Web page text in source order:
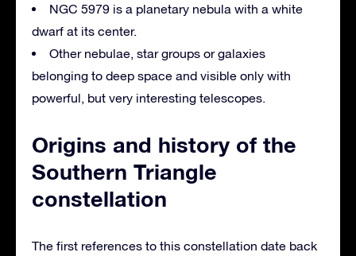
NGC 5979 is a planetary nebula with a white
dwarf at its center.
Other nebulae, star groups or galaxies
belonging to deep space and visible only with
powerful, but very interesting telescopes.
Origins and history of the
Southern Triangle
constellation
The first references to this constellation date back